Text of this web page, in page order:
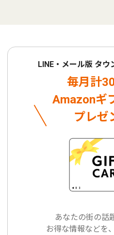
LINE・メール版 タウ
毎月計
Amazonギ
プレゼ
あなたの街の話
お得な情報などを